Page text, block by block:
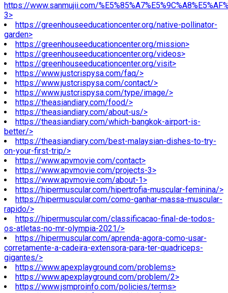
https://www.sanmujii.com/
3>
https://greenhouseeducationcenter.org/native-pollinator-
garden>
https://greenhouseeducationcenter.org/mission>
https://greenhouseeducationcenter.org/videos>
https://greenhouseeducationcenter.org/visit>
https://www.justcrispysa.com/faq/>
https://www.justcrispysa.com/contact/>
https://www.justcrispysa.com/type/image/>
https://theasiandiary.com/food/>
https://theasiandiary.com/about-us/>
https://theasiandiary.com/which-bangkok-airport-is-
better/>
https://theasiandiary.com/best-malaysian-dishes-to-try-
on-your-first-trip/>
https://www.apvmovie.com/contact>
https://www.apvmovie.com/projects-3>
https://www.apvmovie.com/about-1>
https://hipermuscular.com/hipertrofia-muscular-feminina/>
https://hipermuscular.com/como-ganhar-massa-muscular-
rapido/>
https://hipermuscular.com/classificacao-final-de-todos-
os-atletas-no-mr-olympia-2021/>
https://hipermuscular.com/aprenda-agora-como-usar-
corretamente-a-cadeira-extensora-para-ter-quadriceps-
gigantes/>
https://www.apexplayground.com/problems>
https://www.apexplayground.com/problem/2>
https://www.jsmproinfo.com/policies/terms>